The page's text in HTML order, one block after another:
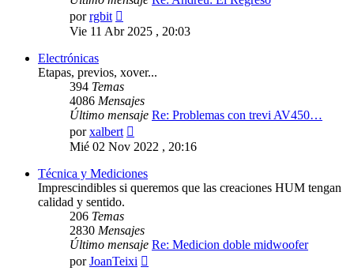
porrgbit
último
Vie 11 Abr 2025 , 20:03
Electrónicas
Etapas, previos, xover...
394 Temas
4086 Mensajes
Último mensaje Re: Problemas con trevi AV450…
porxalbert
último
Mié 02 Nov 2022 , 20:16
Técnica y Mediciones
Imprescindibles si queremos que las creaciones HUM tengan
calidad y sentido.
206 Temas
2830 Mensajes
Último mensaje Re: Medicion doble midwoofer
porJoanTeixi